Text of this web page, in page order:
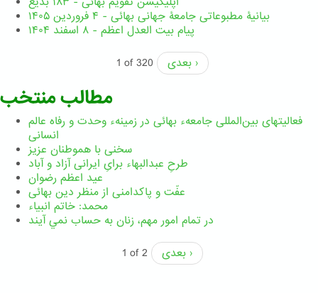
بیانیۀ مطبوعاتی جامعۀ جهانی بهائی - ۴ فروردین ۱۴۰۵
پیام بیت العدل اعظم - ۸ اسفند ۱۴۰۴
1 of 320
بعدی ›
مطالب منتخب
فعالیتهای بین‌المللی جامعهء بهائی در زمینهء وحدت و رفاه عالم
انسانی
سخنی با هموطنان عزیز
طرحِ عبدالبهاء برایِ ایرانی آزاد و آباد
عید اعظم رضوان
عفّت و پاکدامنی از منظر دین بهائی
محمد: خاتم انبیاء
در تمام امور مهم،‌ زنان به حساب نمي آيند
1 of 2
بعدی ›